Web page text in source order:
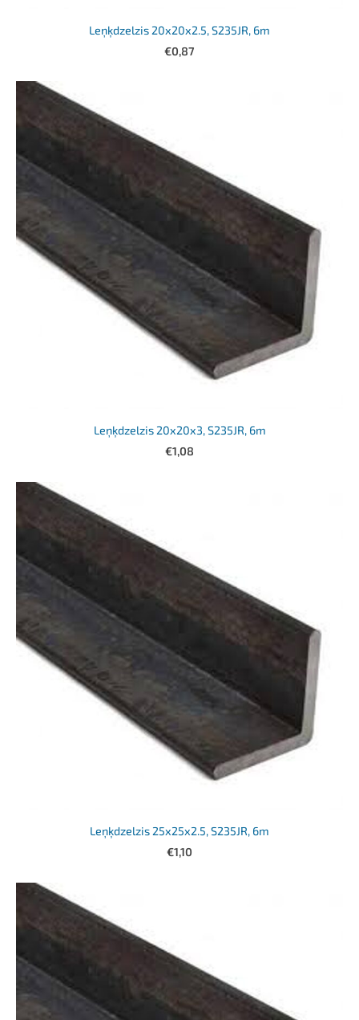
Leņķdzelzis 20x20x2.5, S235JR, 6m
€0,87
Leņķdzelzis 20x20x3, S235JR, 6m
€1,08
Leņķdzelzis 25x25x2.5, S235JR, 6m
€1,10